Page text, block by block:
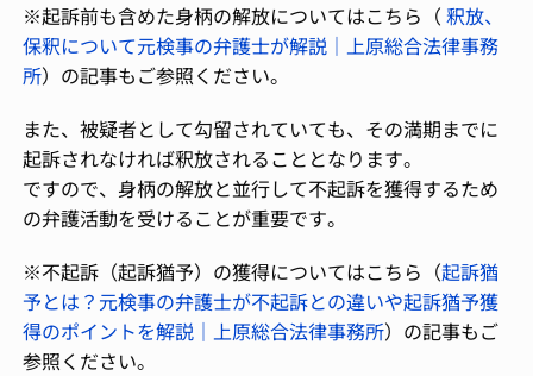
※起訴前も含めた身柄の解放についてはこちら（釈放、
保釈について元検事の弁護士が解説｜上原総合法律事務
所）の記事もご参照ください。
また、被疑者として勾留されていても、その満期までに
起訴されなければ釈放されることとなります。
ですので、身柄の解放と並行して不起訴を獲得するため
の弁護活動を受けることが重要です。
※不起訴（起訴猶予）の獲得についてはこちら（起訴猶
予とは？元検事の弁護士が不起訴との違いや起訴猶予獲
得のポイントを解説｜上原総合法律事務所）の記事もご
参照ください。